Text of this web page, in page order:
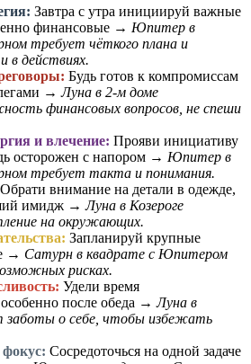
Завтра с утра инициируй важные
финансовые → Юпитер в
требует чёткого плана и
в действиях.
Будь готов к компромиссам
→Луна в 2-м доме
финансовых вопросов, не спеши
и влечение: Прояви инициативу
осторожен с напором → Юпитер в
требует такта и понимания.
Обрати внимание на детали в одежде,
имидж →Луна в Козероге
на окружающих.
Запланируй крупные
→ Сатурн в квадрате с Юпитером
рисках.
Удели время
после обеда →Луна в
заботы о себе, чтобы избежать
Сосредоточься на одной задаче